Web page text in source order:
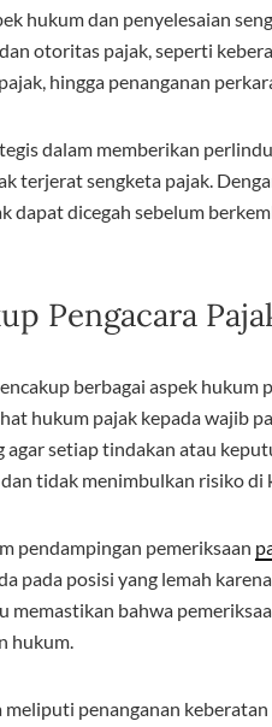
hukum dan penyelesaian
otoritas pajak, seperti
hingga penanganan
dalam memberikan
terjerat sengketa pajak.
dapat dicegah sebelum
Pengacara
berbagai aspek hukum
hukum pajak kepada wajib
agar setiap tindakan atau
tidak menimbulkan risiko di
pendampingan pemeriksaan
pada posisi yang lemah
memastikan bahwa
hukum.
penanganan